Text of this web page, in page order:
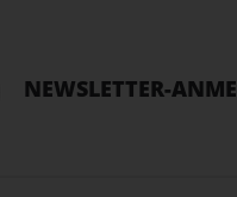
NEWSLETTER-